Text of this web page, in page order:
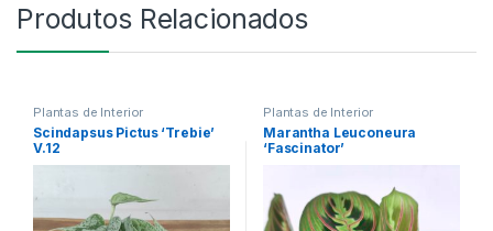
Produtos Relacionados
Plantas de Interior
Scindapsus Pictus ‘Trebie’
V.12
Plantas de Interior
Marantha Leuconeura
‘Fascinator’